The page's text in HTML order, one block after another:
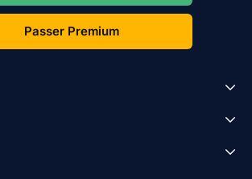
Passer Premium